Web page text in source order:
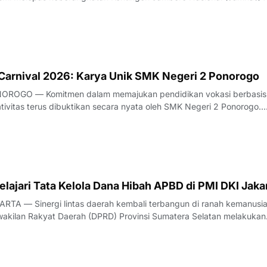
pelepasan yang berlangsung khidmat dan penuh semangat ini
2026: Karya Unik SMK Negeri 2 Ponorogo
— Komitmen dalam memajukan pendidikan vokasi berbasis
terus dibuktikan secara nyata oleh SMK Negeri 2 Ponorogo.
melalui partisipasi aktif para peserta didik dalam ajang bergengsi
Tata Kelola Dana Hibah APBD di PMI DKI
— Sinergi lintas daerah kembali terbangun di ranah
Rakyat Daerah (DPRD) Provinsi Sumatera Selatan melakukan
ke Markas PMI Provinsi DKI Jakarta di Gedung PMI Provinsi DKI